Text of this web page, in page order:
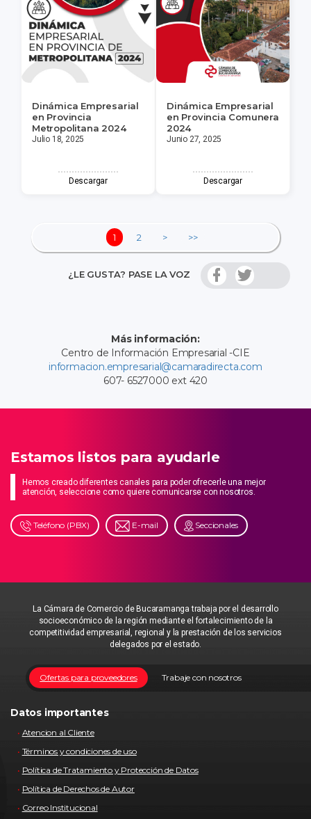
Dinámica Empresarial
en Provincia
Metropolitana 2024
Julio 18, 2025
Descargar
Dinámica Empresarial
en Provincia Comunera
2024
Junio 27, 2025
Descargar
1 2 > >>
¿LE GUSTA? PASE LA VOZ
Más información:
Centro de Información Empresarial -CIE
informacion.empresarial@camaradirecta.com
607- 6527000 ext 420
Estamos listos para ayudarle
Hemos creado diferentes canales para poder ofrecerle una mejor
atención, seleccione como quiere comunicarse con nosotros.
Teléfono (PBX) E-mail Seccionales
La Cámara de Comercio de Bucaramanga trabaja por el desarrollo
socioeconómico de la región mediante el fortalecimiento de la
competitividad empresarial, regional y la prestación de los servicios
delegados por el estado.
Trabaje con nosotros
Ofertas para proveedores
Datos importantes
Atencion al Cliente
Términos y condiciones de uso
Política de Tratamiento y Protección de Datos
Política de Derechos de Autor
Correo Institucional